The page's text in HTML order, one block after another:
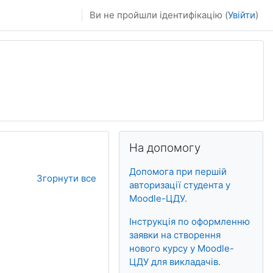
Ви не пройшли ідентифікацію (Увійти)
Згорнути все
Блоки
На допомогу
Допомога при першій
авторизації студента у
Moodle-ЦДУ.
Інструкція по оформленню
заявки на створення
нового курсу у Moodle-
ЦДУ для викладачів.